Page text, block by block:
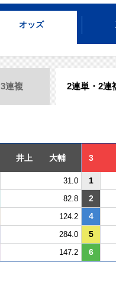
オッズ
3連複 2連単・2連
井上 大輔 3
31.0
1
82.8
2
124.2
4
284.0
5
147.2 6